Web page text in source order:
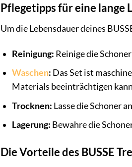
Pflegetipps für eine lange
Um die Lebensdauer deines
Reinigung: Reinige die
Waschen: Das Set ist
Materials beeinträchtigen
Trocknen: Lasse die Schoner
Lagerung: Bewahre die
Die Vorteile des BUSSE